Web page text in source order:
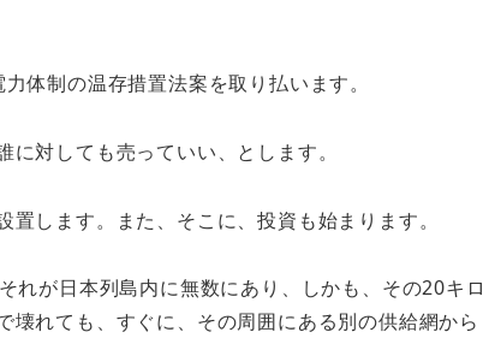
体制の温存措置法案を取り払います。
対しても売っていい、とします。
します。また、そこに、投資も始まります。
れが日本列島内に無数にあり、しかも、その20キロ
れても、すぐに、その周囲にある別の供給網から